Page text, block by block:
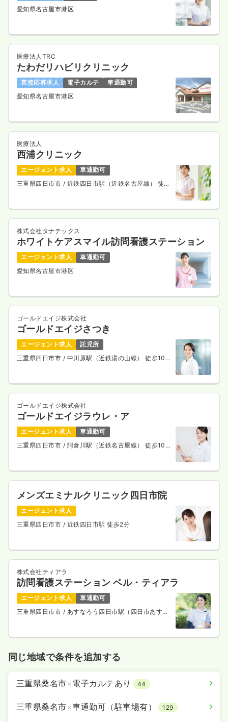
1,530
時間 8:30～17:30
ブランク可
第二新卒可 時給1,500円以上可
気になる 詳細を見る
オペ室(手術室)
日勤のみ（パート） 一時募集休止
給与 時給1,350円
オンコールあり
ブランク可
第二新卒可
気になる 詳細を見る
愛知県名古屋市港区
医療法人TRC
たわだリハビリクリニック
直接応募求人 電子カルテ
車通勤可
愛知県名古屋市港区
医療法人
西浦クリニック
エージェント求人
車通勤可
三重県四日市市 / 近鉄四日市駅（近鉄名古屋線） 徒歩
株式会社タナテックス
ホワイトケアスマイル訪問看護ステーション
エージェント求人
車通勤可
愛知県名古屋市港区
ゴールドエイジ株式会社
ゴールドエイジさつき
エージェント求人
託児所
三重県四日市市 / 中川原駅（近鉄湯の山線） 徒歩10
ゴールドエイジ株式会社
ゴールドエイジラウレ・ア
エージェント求人
車通勤可
三重県四日市市 / 阿倉川駅（近鉄名古屋線） 徒歩10
メンズエミナルクリニック四日市院
エージェント求人
三重県四日市市 / 近鉄四日市駅 徒歩2分
株式会社ティアラ
訪問看護ステーション ベル・ティアラ
エージェント求人
車通勤可
三重県四日市市 / あすなろう四日市駅（四日市あすな
同じ地域で条件を追加する
三重県桑名市×電子カルテあり 44
三重県桑名市×車通勤可（駐車場有） 129